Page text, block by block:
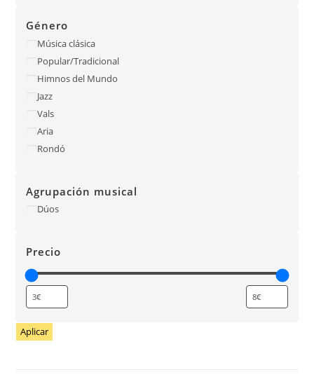
Género
Música clásica
Popular/Tradicional
Himnos del Mundo
Jazz
Vals
Aria
Rondó
Agrupación musical
Dúos
Precio
Aplicar